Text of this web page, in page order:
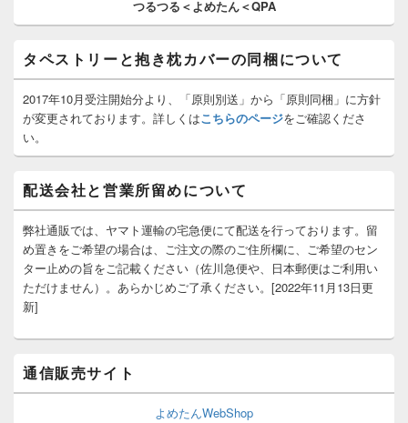
ッ
エ
リ
ア
つるつる＜よめたん＜QPA
タペストリーと抱き枕カバーの同梱について
2017年10月受注開始分より、「原則別送」から「原則同梱」に方針
が変更されております。詳しくはこちらのページをご確認くださ
い。
配送会社と営業所留めについて
弊社通販では、ヤマト運輸の宅急便にて配送を行っております。留
め置きをご希望の場合は、ご注文の際のご住所欄に、ご希望のセン
ター止めの旨をご記載ください（佐川急便や、日本郵便はご利用い
ただけません）。あらかじめご了承ください。[2022年11月13日更
新]
通信販売サイト
よめたんWebShop